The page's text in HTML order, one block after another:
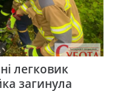
легковик
загинула